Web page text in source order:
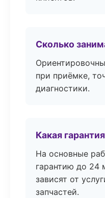
Сколько
при приёмке,
диагностики.
Какая
На основные
гарантию до 24
зависят от
запчастей.